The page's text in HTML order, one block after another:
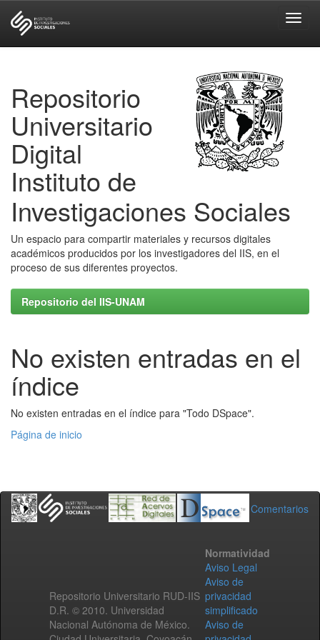
Repositorio
Universitario
Digital
Instituto de
Investigaciones Sociales
Un espacio para compartir materiales y recursos digitales
académicos producidos por los investigadores del IIS, en el
proceso de sus diferentes proyectos.
Repositorio del IIS-UNAM
No existen entradas en el
índice
No existen entradas en el índice para "Todo DSpace".
Página de inicio
Comentarios
Repositorio Universitario RUD-IIS
D.R. © 2010. Universidad
Nacional Autónoma de México.
Normatividad
Aviso Legal
Aviso de
privacidad
simplificado
Aviso de